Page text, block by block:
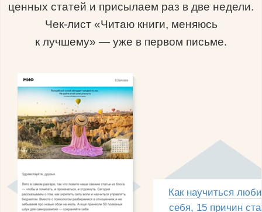
ценных статей и присылаем раз в две недели.
Чек-лист «Читаю книги, меняюсь
к лучшему» — уже в первом письме.
Как научиться
себя, 15 причин